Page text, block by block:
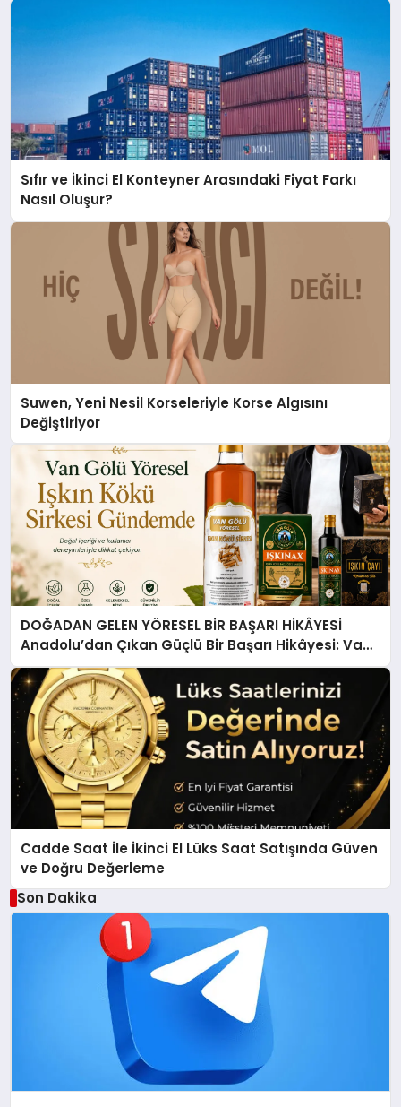
Sıfır ve İkinci El Konteyner Arasındaki Fiyat Farkı
Nasıl Oluşur?
Suwen, Yeni Nesil Korseleriyle Korse Algısını
Değiştiriyor
DOĞADAN GELEN YÖRESEL BİR BAŞARI HİKÂYESİ
Anadolu’dan Çıkan Güçlü Bir Başarı Hikâyesi: Van
Gölü Yöresel Işkın Kökü Sirkesi
Cadde Saat İle İkinci El Lüks Saat Satışında Güven
ve Doğru Değerleme
Son Dakika